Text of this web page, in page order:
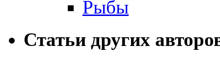
Рыбы
Статьи других